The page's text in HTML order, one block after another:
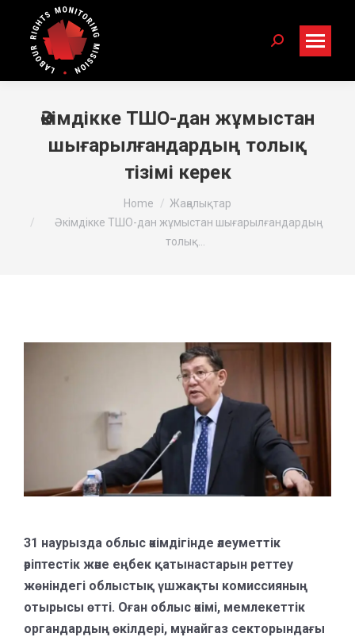
Search:
Әкімдікке ТШО-дан жұмыстан
шығарылғандардың толық
тізімі керек
Home
Жаңалықтар
Әкімдікке ТШО-дан жұмыстан шығарылғандардың
толық…
31 наурызда облыс әкімдігінде әлеуметтік
әріптестік және еңбек қатынастарын реттеу
жөніндегі облыстық үшжақты комиссияның
отырысы өтті. Оған облыс әкімі, мемлекеттік
органдардың өкілдері, мұнайгаз секторындағы